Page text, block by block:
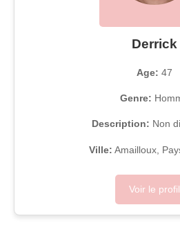
Derrick
Age: 47
Genre:
Description: Non
Ville: Amailloux,
Voir le profil